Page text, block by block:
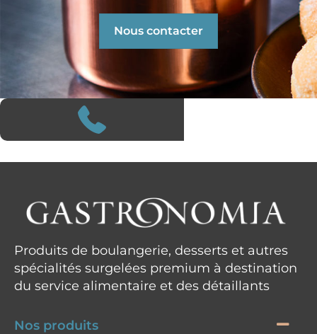
Nous contacter
Produits de boulangerie, desserts et autres
spécialités surgelées premium à destination
du service alimentaire et des détaillants
Nos produits